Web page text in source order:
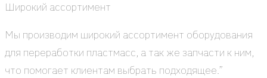
Широ­кий ассор­ти­мент
Мы про­из­во­дим широ­кий ассор­ти­мент обо­ру­до­ва­ния
для пере­ра­бот­ки пласт­масс, а так же зап­ча­сти к ним,
что помо­га­ет кли­ен­там выбрать под­хо­дя­щее.”